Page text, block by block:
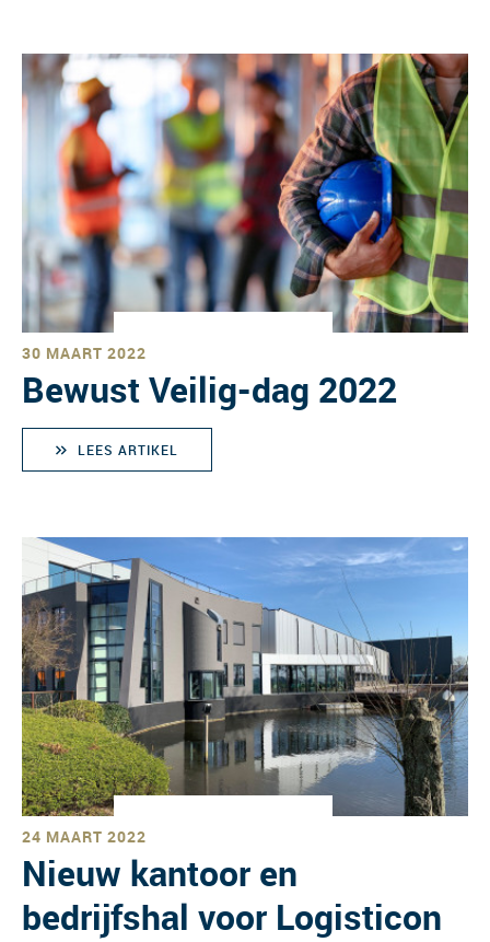
30 MAART 2022
Bewust Veilig-dag 2022
LEES ARTIKEL
24 MAART 2022
Nieuw kantoor en
bedrijfshal voor Logisticon